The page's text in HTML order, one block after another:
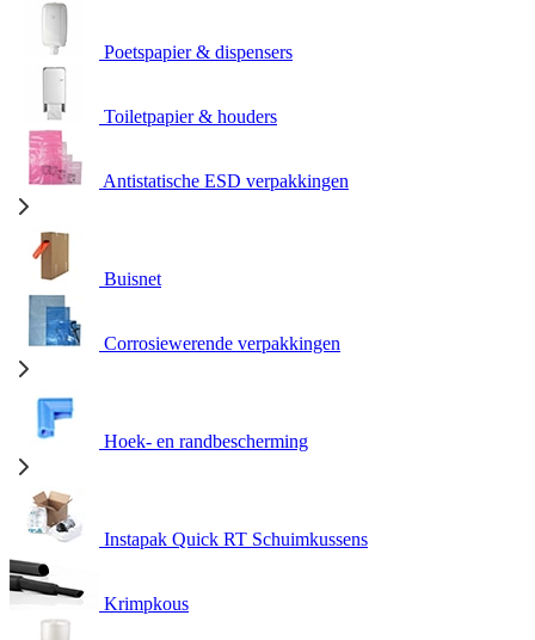
Poetspapier & dispensers
Toiletpapier & houders
Antistatische ESD verpakkingen
Buisnet
Corrosiewerende verpakkingen
Hoek- en randbescherming
Instapak Quick RT Schuimkussens
Krimpkous